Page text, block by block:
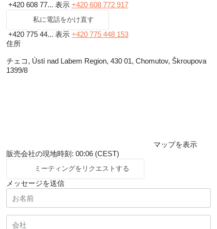
+420 608 77... 表示 +420 608 772 917
私に電話をかけ直す
+420 775 44... 表示 +420 775 448 153
住所
チェコ, Ústí nad Labem Region, 430 01, Chomutov, Škroupova
1399/8
マップを表示
販売会社の現地時刻: 00:06 (CEST)
ミーティングをリクエストする
メッセージを送信